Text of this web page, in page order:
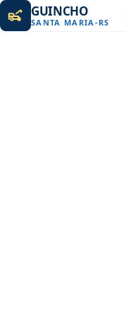
GUINCHO
SANTA MARIA-RS